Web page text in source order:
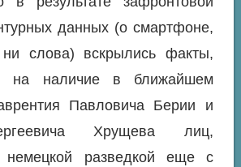
данных (о смартфоне,
ни слова) вскрылись факты,
на наличие в ближайшем
Павловича Берии и
Хрущева лиц,
немецкой разведкой еще с